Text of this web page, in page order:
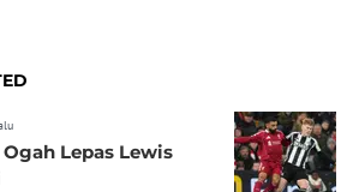
Lepas Lewis